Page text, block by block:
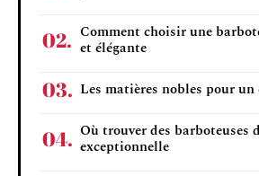
Comment choisir une
et élégante
Les matières nobles pour
Où trouver des barboteuses
exceptionnelle